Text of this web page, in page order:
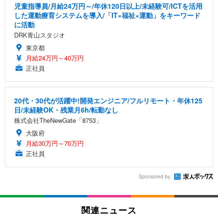
児童指導員/月給24万円～/年休120日以上/未経験可/ICTを活用
した運動療育システムを導入/「IT×福祉×運動」をキーワード
に活動
DRK青山スタジオ
東京都
月給24万円～40万円
正社員
20代・30代が活躍中!開発エンジニア/フルリモート・年休125
日/未経験OK・残業月6h/転勤なし
株式会社TheNewGate「8753」
大阪府
月給30万円～70万円
正社員
Sponsored by
関連ニュース